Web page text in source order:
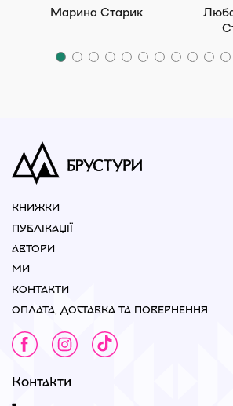
Марина Старик
КНИЖКИ
ПУБЛІКАЦІЇ
АВТОРИ
МИ
КОНТАКТИ
ОПЛАТА, ДОСТАВКА ТА ПОВЕРНЕННЯ
Контакти